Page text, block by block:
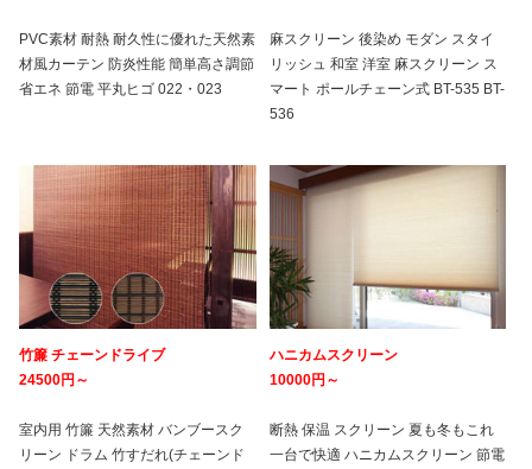
PVC素材 耐熱 耐久性に優れた天然素
材風カーテン 防炎性能 簡単高さ調節
省エネ 節電 平丸ヒゴ 022・023
麻スクリーン 後染め モダン スタイ
リッシュ 和室 洋室 麻スクリーン ス
マート ポールチェーン式 BT-535 BT-
536
竹簾 チェーンドライブ
24500円～
室内用 竹簾 天然素材 バンブースク
リーン ドラム 竹すだれ(チェーンド
ハニカムスクリーン
10000円～
断熱 保温 スクリーン 夏も冬もこれ
一台で快適 ハニカムスクリーン 節電